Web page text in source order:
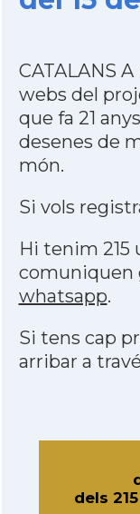
CATALANS
webs del
que fa 21
desenes de
món.
Si vols
Hi tenim 215
comuniquen
whatsapp.
Si tens cap
arribar a
dels